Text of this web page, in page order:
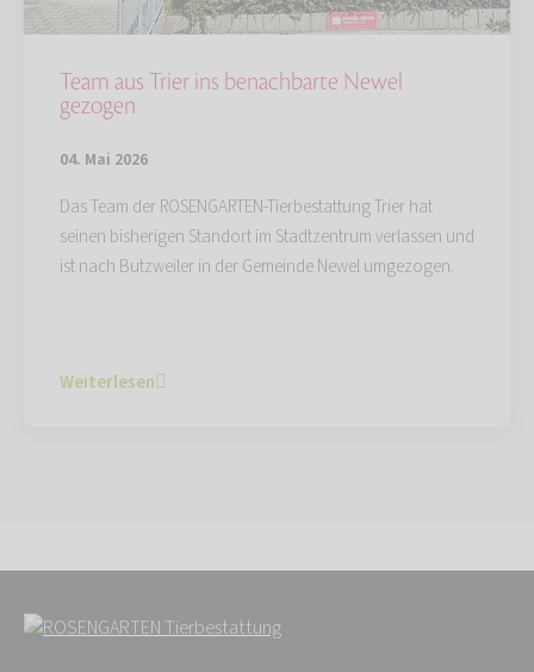
Team aus Trier ins benachbarte Newel
gezogen
04. Mai 2026
Das Team der ROSENGARTEN-Tierbestattung Trier hat
seinen bisherigen Standort im Stadtzentrum verlassen und
ist nach Butzweiler in der Gemeinde Newel umgezogen.
Weiterlesen